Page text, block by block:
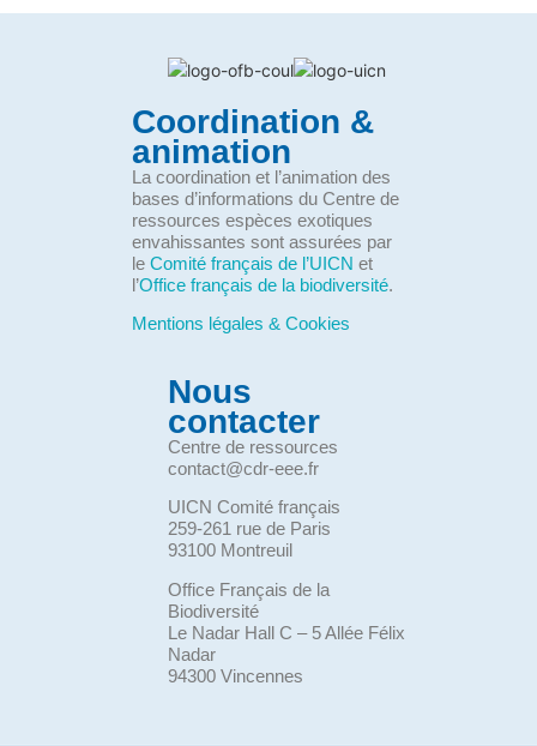
Coordination &
animation
La coordination et l’animation des
bases d’informations du Centre de
ressources espèces exotiques
envahissantes sont assurées par
le Comité français de l’UICN et
l’Office français de la biodiversité.
Mentions légales & Cookies
Nous
contacter
Centre de ressources
contact@cdr-eee.fr
UICN Comité français
259-261 rue de Paris
93100 Montreuil
Office Français de la
Biodiversité
Le Nadar Hall C – 5 Allée Félix
Nadar
94300 Vincennes